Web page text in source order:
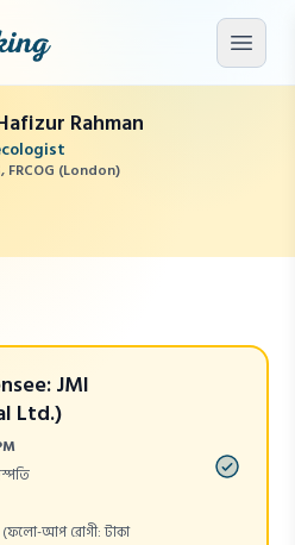
মেনু
Rahman
FRCOG (London)
JMI
Ltd.)
(ফলো-আপ রোগী: টাকা